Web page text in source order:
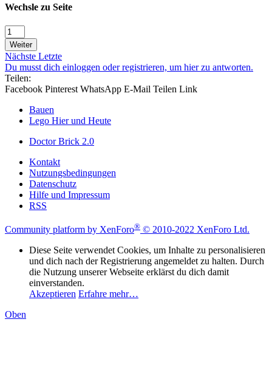
Wechsle zu Seite
Weiter
Nächste Letzte
Du musst dich einloggen oder registrieren, um hier zu antworten.
Teilen:
Facebook Pinterest WhatsApp E-Mail Teilen Link
Bauen
Lego Hier und Heute
Doctor Brick 2.0
Kontakt
Nutzungsbedingungen
Datenschutz
Hilfe und Impressum
RSS
Community platform by XenForo® © 2010-2022 XenForo Ltd.
Diese Seite verwendet Cookies, um Inhalte zu personalisieren
und dich nach der Registrierung angemeldet zu halten. Durch
die Nutzung unserer Webseite erklärst du dich damit
einverstanden.
Akzeptieren Erfahre mehr…
Oben